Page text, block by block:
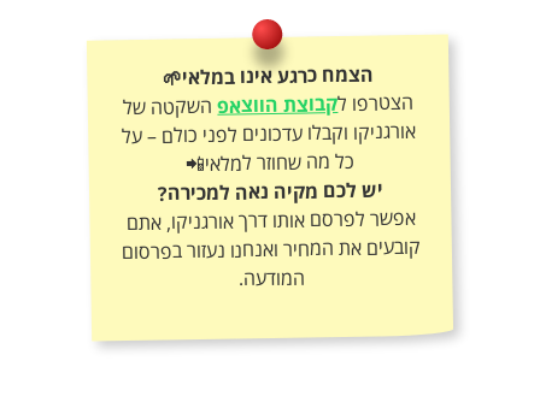
הצמח כרגע אינו במלאי🌱
הצטרפו לקבוצת הווצאפהשקטה של
אורגניקו וקבלו עדכונים לפני כולם – על
כל מה שחוזר למלאי📲
יש לכם מקיה נאה למכירה?
אפשר לפרסם אותו דרך אורגניקו, אתם
קובעים את המחיר ואנחנו נעזור בפרסום
המודעה.